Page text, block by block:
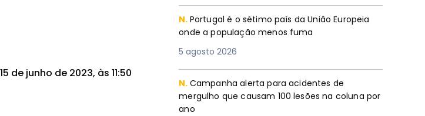
de junho de 2023, às 11:50
N. Portugal é o sétimo país da União Europeia
onde a população menos fuma
5 agosto 2026
N. Campanha alerta para acidentes de
mergulho que causam 100 lesões na coluna por
ano